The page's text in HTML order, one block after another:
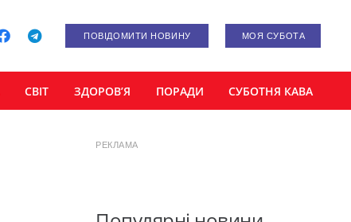
ПОВІДОМИТИ НОВИНУ МОЯ СУБОТА
СВІТ ЗДОРОВ’Я ПОРАДИ СУБОТНЯ КАВА
РЕКЛАМА